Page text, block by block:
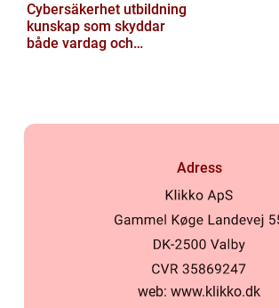
Cybersäkerhet utbildning
kunskap som skyddar
både vardag och
Adress
web: www.klikko.dk